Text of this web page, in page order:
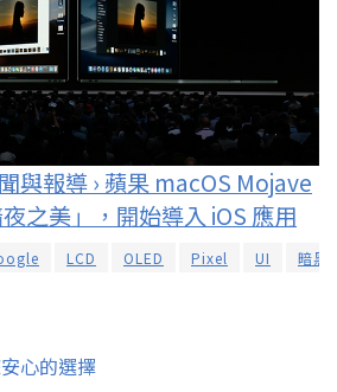
與報導 › 蘋果 macOS Mojave
之美」，開始導入 iOS 應用
LCD OLED Pixel UI 暗黑
心的選擇